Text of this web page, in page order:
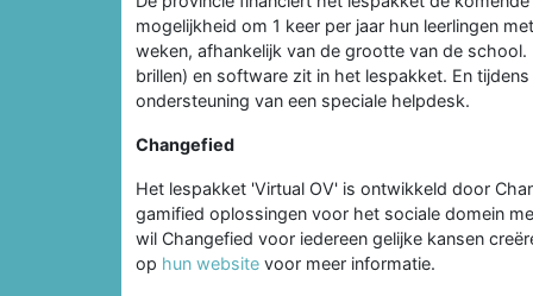
mogelijkheid om 1 keer per jaar hun leerlingen
weken, afhankelijk van de grootte van de
brillen) en software zit in het lespakket. En
ondersteuning van een speciale helpdesk.
Changefied
Het lespakket 'Virtual OV' is ontwikkeld door
gamified oplossingen voor het sociale domein
wil Changefied voor iedereen gelijke kansen
op hun website voor meer informatie.